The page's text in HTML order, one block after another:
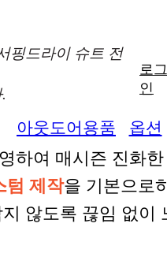
핑드라이 슈트 전
로그
인
+
아웃도어용품
옵션
하여 매시즌 진화
텀 제작을 기본으로
지 않도록 끊임 없이